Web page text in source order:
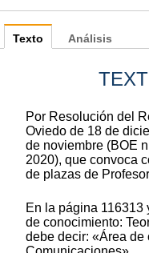
Texto
Por Resolución del
Oviedo de 18 de
de noviembre (BOE
2020), que convoca
de plazas de
En la página 116313
de conocimiento:
debe decir: «Área de
Análisis